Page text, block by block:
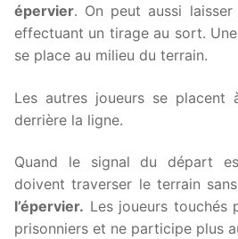
épervier. On peut aussi
effectuant un tirage au sort.
se place au milieu du terrain.
Les autres joueurs se placent
derrière la ligne.
Quand le signal du départ
doivent traverser le terrain
l’épervier. Les joueurs touchés
prisonniers et ne participe plus